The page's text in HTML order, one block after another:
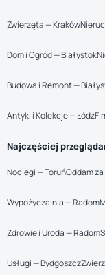
Zwierzęta — Kraków
Dom i Ogród — Białystok
Budowa i Remont —
Antyki i Kolekcje — Łódź
Najczęściej
Noclegi — ToruńOddam
Wypożyczalnia — Radom
Zdrowie i Uroda — Radom
Usługi — Bydgoszcz